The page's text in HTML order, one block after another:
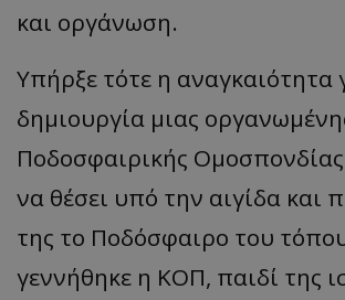
και οργάνωση.
Υπήρξε τότε η αναγκαιότητα
δημιουργία μιας
Ποδοσφαιρικής
να θέσει υπό την αιγίδα και
της το Ποδόσφαιρο του
γεννήθηκε η ΚΟΠ, παιδί της